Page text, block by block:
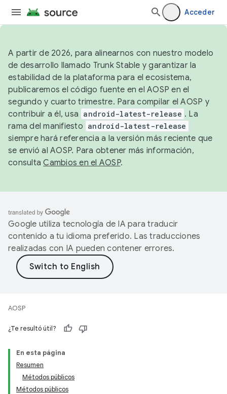
Acceder
A partir de 2026, para alinearnos con nuestro modelo
de desarrollo llamado Trunk Stable y garantizar la
estabilidad de la plataforma para el ecosistema,
publicaremos el código fuente en el AOSP en el
segundo y cuarto trimestre. Para compilar el AOSP y
contribuir a él, usa android-latest-release . La
rama del manifiesto android-latest-release
siempre hará referencia a la versión más reciente que
se envió al AOSP. Para obtener más información,
consultaCambios en el AOSP.
Google utiliza tecnología de IA para traducir
contenido a tu idioma preferido. Las traducciones
realizadas con IA pueden contener errores.
AOSP
¿Te resultó útil?
En esta página
Resumen
Métodos públicos
Métodos públicos